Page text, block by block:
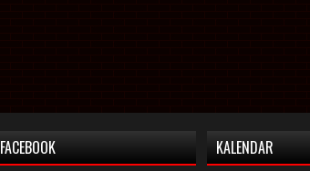
FACEBOOK KALENDAR